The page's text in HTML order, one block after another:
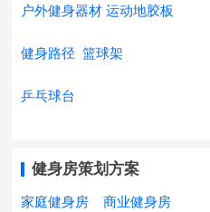
户外健身器材 运动地胶板
健身路径 篮球架
乒乓球台
健身房策划方案
家庭健身房 商业健身房